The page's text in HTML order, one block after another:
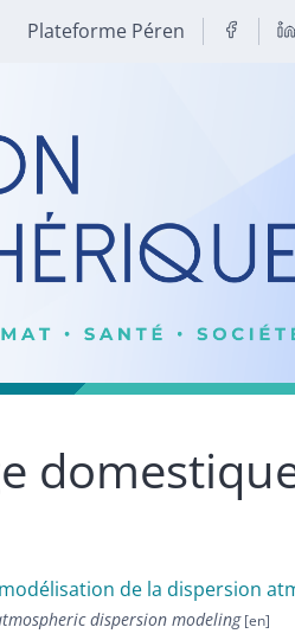
Plateforme Péren
de la dispersion
dispersion modeling